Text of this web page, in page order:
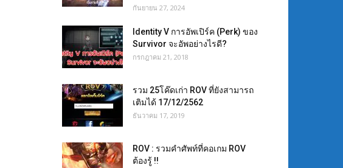
กันยายน 27, 2024
Identity V การอัพเปิร์ค (Perk) ของ
Survivor จะอัพอย่างไรดี?
กรกฎาคม 21, 2018
รวม 25โค๊ดเก่า ROV ที่ยังสามารถ
เติมได้ 17/12/2562
ธันวาคม 17, 2019
ROV : รวมคำศัพท์ที่คอเกม ROV
ต้องรู้ !!